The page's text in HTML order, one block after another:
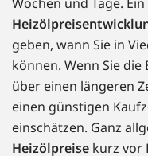
geben, wann Sie in
können. Wenn Sie
über einen längeren
einen günstigen
einschätzen. Ganz
Heizölpreise kurz vor